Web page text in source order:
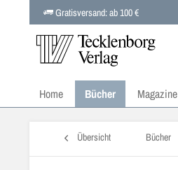
Gratisversand: ab 100 €
Home Bücher Magazine
Übersicht Bücher